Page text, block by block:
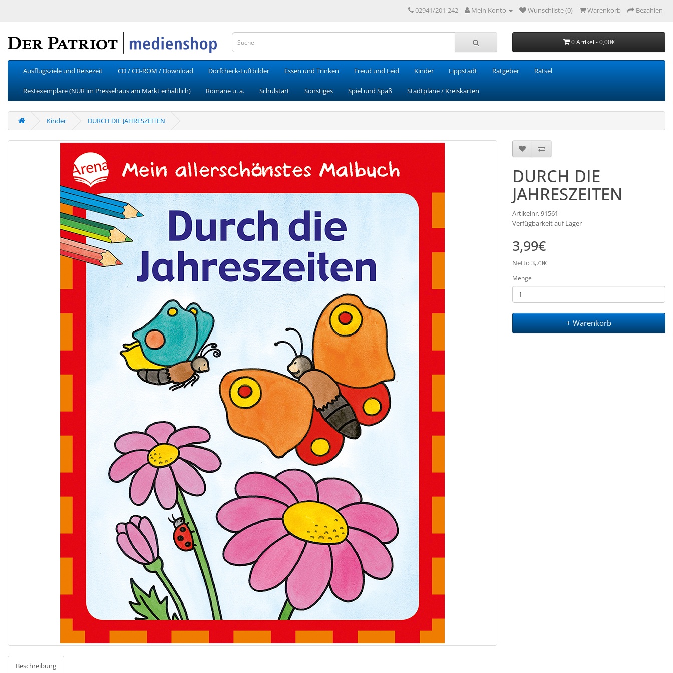
02941/201-242 Mein Konto Wunschliste (0) Warenkorb Bezahlen
0 Artikel - 0,00€
Ausflugsziele und Reisezeit CD / CD-ROM / Download Dorfcheck-Luftbilder Essen und Trinken Freud und Leid Kinder Lippstadt Ratgeber Rätsel
Restexemplare (NUR im Pressehaus am Markt erhältlich) Romane u. a. Schulstart Sonstiges Spiel und Spaß Stadtpläne / Kreiskarten
Kinder DURCH DIE JAHRESZEITEN
Beschreibung
DURCH DIE
JAHRESZEITEN
Artikelnr. 91561
Verfügbarkeit auf Lager
3,99€
Netto 3,73€
Menge
+ Warenkorb